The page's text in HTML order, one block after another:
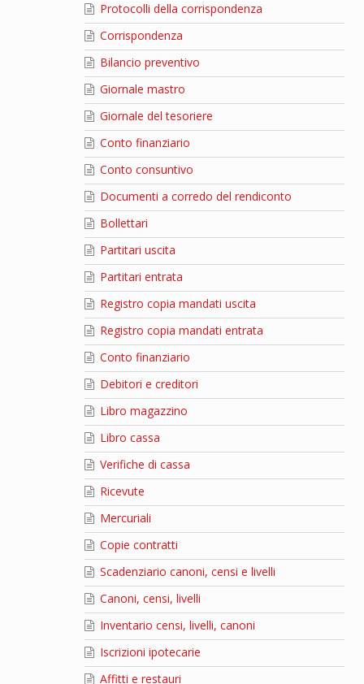
Protocolli della corrispondenza
Corrispondenza
Bilancio preventivo
Giornale mastro
Giornale del tesoriere
Conto finanziario
Conto consuntivo
Documenti a corredo del rendiconto
Bollettari
Partitari uscita
Partitari entrata
Registro copia mandati uscita
Registro copia mandati entrata
Conto finanziario
Debitori e creditori
Libro magazzino
Libro cassa
Verifiche di cassa
Ricevute
Mercuriali
Copie contratti
Scadenziario canoni, censi e livelli
Canoni, censi, livelli
Inventario censi, livelli, canoni
Iscrizioni ipotecarie
Affitti e restauri